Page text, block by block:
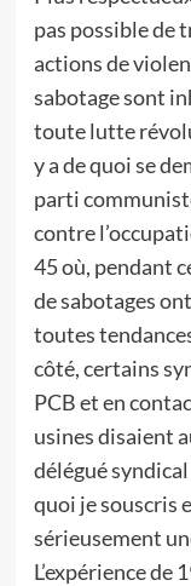
pas possible de
actions de
sabotage sont
toute lutte
y a de quoi se
parti
contre
45 où, pendant
de sabotages
toutes
côté, certains
PCB et en
usines disaient
délégué
quoi je souscris
sérieusement
L’expérience de